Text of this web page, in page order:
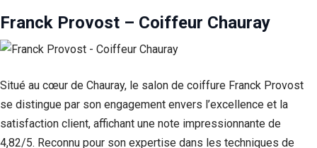
Franck Provost – Coiffeur Chauray
Situé au cœur de Chauray, le salon de coiffure Franck Provost
se distingue par son engagement envers l’excellence et la
satisfaction client, affichant une note impressionnante de
4,82/5. Reconnu pour son expertise dans les techniques de